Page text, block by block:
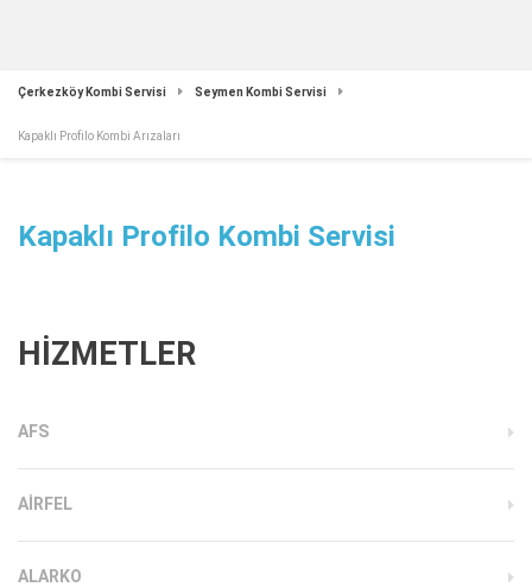
Çerkezköy Kombi Servisi Seymen Kombi Servisi
Kapaklı Profilo Kombi Arızaları
Kapaklı Profilo Kombi Servisi
HİZMETLER
AFS
AIRFEL
ALARKO